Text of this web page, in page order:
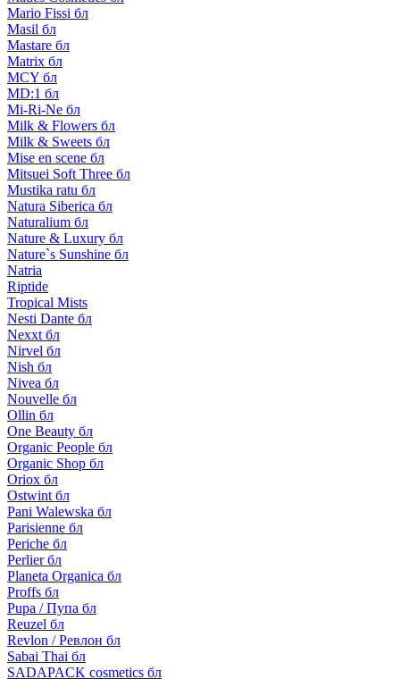
Mario Fissi бл
Masil бл
Mastare бл
Matrix бл
MCY бл
MD:1 бл
Mi-Ri-Ne бл
Milk & Flowers бл
Milk & Sweets бл
Mise en scene бл
Mitsuei Soft Three бл
Mustika ratu бл
Natura Siberica бл
Naturalium бл
Nature & Luxury бл
Nature`s Sunshine бл
Natria
Riptide
Tropical Mists
Nesti Dante бл
Nexxt бл
Nirvel бл
Nish бл
Nivea бл
Nouvelle бл
Ollin бл
One Beauty бл
Organic People бл
Organic Shop бл
Oriox бл
Ostwint бл
Pani Walewska бл
Parisienne бл
Periche бл
Perlier бл
Planeta Organica бл
Proffs бл
Pupa / Пупа бл
Reuzel бл
Revlon / Ревлон бл
Sabai Thai бл
SADAPACK cosmetics бл